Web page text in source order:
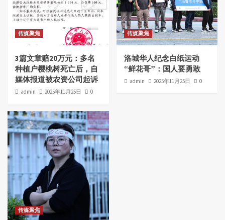
传媒聚焦
3篇文章赔20万元：多名
种植户樱桃树死亡后，自
媒体报道被农资公司起诉
admin 2025年11月25日 0
传媒聚焦
洛城华人纪念白纸运动
“鲜花哥”：国人要勇敢
admin 2025年11月25日 0
传媒聚焦